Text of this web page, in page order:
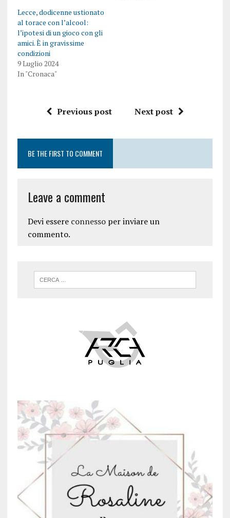
Lecce, dodicenne ustionato
al torace con l’alcool:
l’ipotesi di un gioco con gli
amici. È in gravissime
condizioni
9 Luglio 2024
In "Cronaca"
Previous post Next post
BE THE FIRST TO COMMENT
Leave a comment
Devi essere connessoper inviare un
commento.